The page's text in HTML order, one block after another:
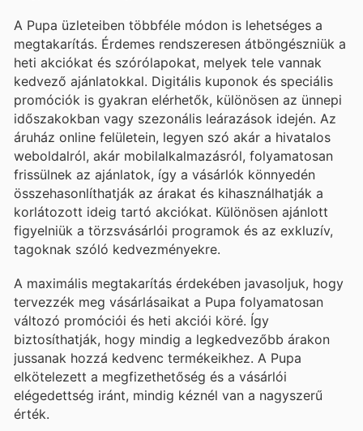
A Pupa üzleteiben többféle módon is lehetséges a
megtakarítás. Érdemes rendszeresen átböngészniük a
heti akciókat és szórólapokat, melyek tele vannak
kedvező ajánlatokkal. Digitális kuponok és speciális
promóciók is gyakran elérhetők, különösen az ünnepi
időszakokban vagy szezonális leárazások idején. Az
áruház online felületein, legyen szó akár a hivatalos
weboldalról, akár mobilalkalmazásról, folyamatosan
frissülnek az ajánlatok, így a vásárlók könnyedén
összehasonlíthatják az árakat és kihasználhatják a
korlátozott ideig tartó akciókat. Különösen ajánlott
figyelniük a törzsvásárlói programok és az exkluzív,
tagoknak szóló kedvezményekre.
A maximális megtakarítás érdekében javasoljuk, hogy
tervezzék meg vásárlásaikat a Pupa folyamatosan
változó promóciói és heti akciói köré. Így
biztosíthatják, hogy mindig a legkedvezőbb árakon
jussanak hozzá kedvenc termékeikhez. A Pupa
elkötelezett a megfizethetőség és a vásárlói
elégedettség iránt, mindig kéznél van a nagyszerű
érték.